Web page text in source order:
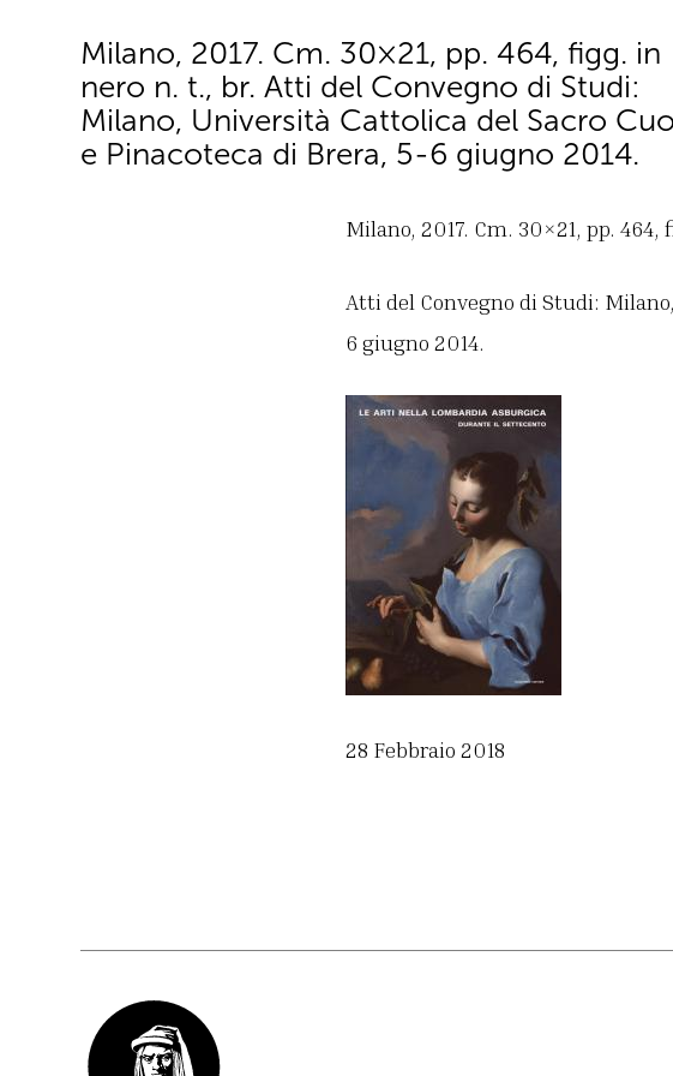
Milano, 2017. Cm. 30×21, pp. 464, figg. in
nero n. t., br. Atti del Convegno di Studi:
Milano, Università Cattolica del Sacro
e Pinacoteca di Brera, 5-6 giugno 2014.
Milano, 2017. Cm. 30×21, pp.
Atti del Convegno di Studi:
6 giugno 2014.
28 Febbraio 2018